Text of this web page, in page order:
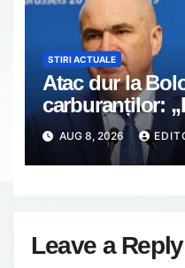
STIRI ACTUALE
Atac dur la
carburanților:
de după”
AUG 8, 2026
Leave a Reply